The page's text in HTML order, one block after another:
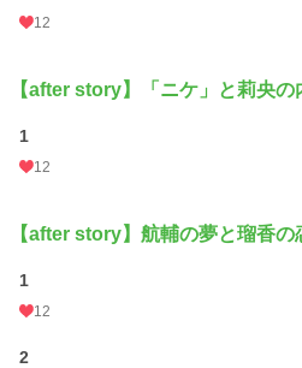
12
【after story】「ニケ」と莉央の
1
12
【after story】航輔の夢と瑠香の
1
12
2